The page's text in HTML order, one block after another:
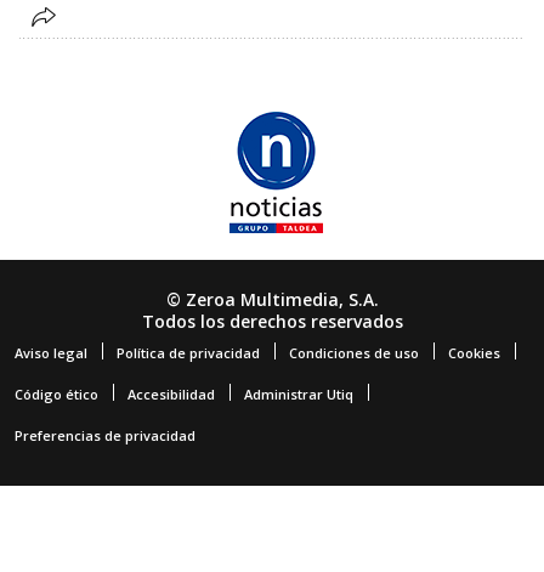
© Zeroa Multimedia, S.A.
Todos los derechos reservados
Aviso legal Política de privacidad Condiciones de uso Cookies
Código ético Accesibilidad Administrar Utiq
Preferencias de privacidad